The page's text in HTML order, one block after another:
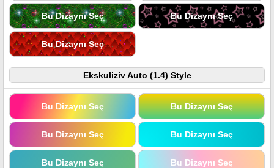
Bu Dizaynı Seç Bu Dizaynı Seç
Bu Dizaynı Seç
Ekskuliziv Auto (1.4) Style
Bu Dizaynı Seç Bu Dizaynı Seç
Bu Dizaynı Seç Bu Dizaynı Seç
Bu Dizaynı Seç Bu Dizaynı Seç